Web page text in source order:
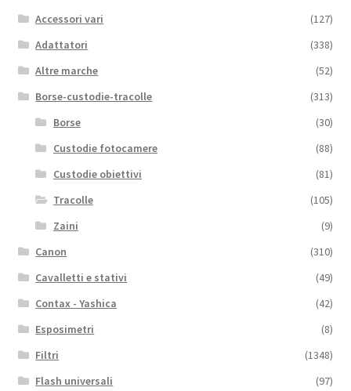
Accessori vari
(127)
Adattatori
(338)
Altre marche
(52)
Borse-custodie-tracolle
(313)
Borse
(30)
Custodie fotocamere
(88)
Custodie obiettivi
(81)
Tracolle
(105)
Zaini
(9)
Canon
(310)
Cavalletti e stativi
(49)
Contax - Yashica
(42)
Esposimetri
(8)
Filtri
(1348)
Flash universali
(97)